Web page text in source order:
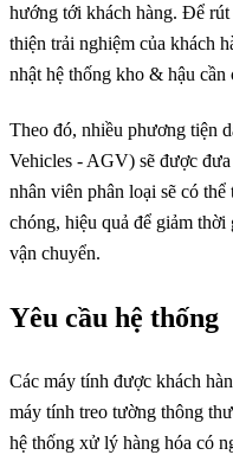
hướng tới khách hàng. Để
thiện trải nghiệm của khách
nhật hệ thống kho & hậu cần
Theo đó, nhiều phương tiện
Vehicles - AGV) sẽ được
nhân viên phân loại sẽ có
chóng, hiệu quả để giảm
vận chuyển.
Yêu cầu hệ thống
Các máy tính được khách
máy tính treo tường thông
hệ thống xử lý hàng hóa có